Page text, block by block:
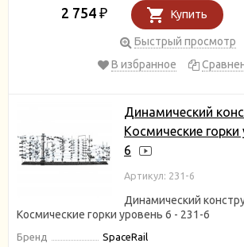
2 754 ₽ Купить
Быстрый просмотр
В избранное
Динамический
Космические горки
6
Артикул: 231-6
Динамический
Космические горки уровень 6 - 231-6
Бренд SpaceRail